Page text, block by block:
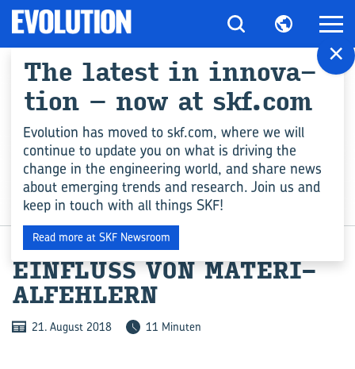
INGENIEURSWISSEN
EIN­FLUSS VON MA­TE­RI­
AL­FEH­LERN
21. August 2018 11 Minuten
×
The la­test in in­no­va­
ti­on – now at skf.com
Evolution has moved to skf.com, where we will
continue to update you on what is driving the
change in the engineering world, and share news
about emerging trends and research. Join us and
keep in touch with all things SKF!
Read more at SKF Newsroom